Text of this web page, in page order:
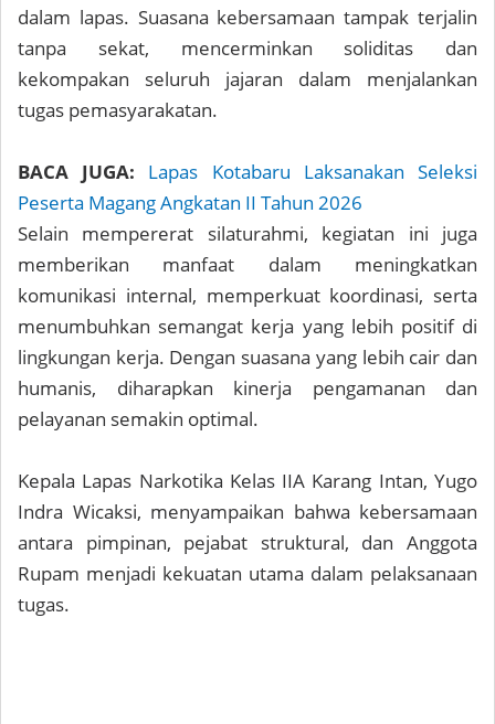
dalam lapas. Suasana kebersamaan tampak terjalin
tanpa sekat, mencerminkan soliditas dan
kekompakan seluruh jajaran dalam menjalankan
tugas pemasyarakatan.
BACA JUGA:
Lapas Kotabaru Laksanakan Seleksi
Peserta Magang Angkatan II Tahun 2026
Selain mempererat silaturahmi, kegiatan ini juga
memberikan manfaat dalam meningkatkan
komunikasi internal, memperkuat koordinasi, serta
menumbuhkan semangat kerja yang lebih positif di
lingkungan kerja. Dengan suasana yang lebih cair dan
humanis, diharapkan kinerja pengamanan dan
pelayanan semakin optimal.
Kepala Lapas Narkotika Kelas IIA Karang Intan, Yugo
Indra Wicaksi, menyampaikan bahwa kebersamaan
antara pimpinan, pejabat struktural, dan Anggota
Rupam menjadi kekuatan utama dalam pelaksanaan
tugas.